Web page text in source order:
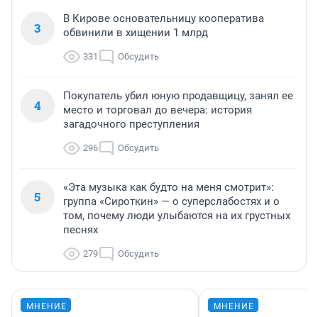
3
В Кирове основательницу кооператива
обвинили в хищении 1 млрд
331 Обсудить
4
Покупатель убил юную продавщицу, занял ее
место и торговал до вечера: история
загадочного преступления
296 Обсудить
5
«Эта музыка как будто на меня смотрит»:
группа «Сироткин» — о суперслабостях и о
том, почему люди улыбаются на их грустных
песнях
279 Обсудить
МНЕНИЕ МНЕНИЕ